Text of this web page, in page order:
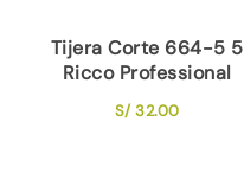
Tijera Corte 664-5 5
Ricco Professional
S/32.00